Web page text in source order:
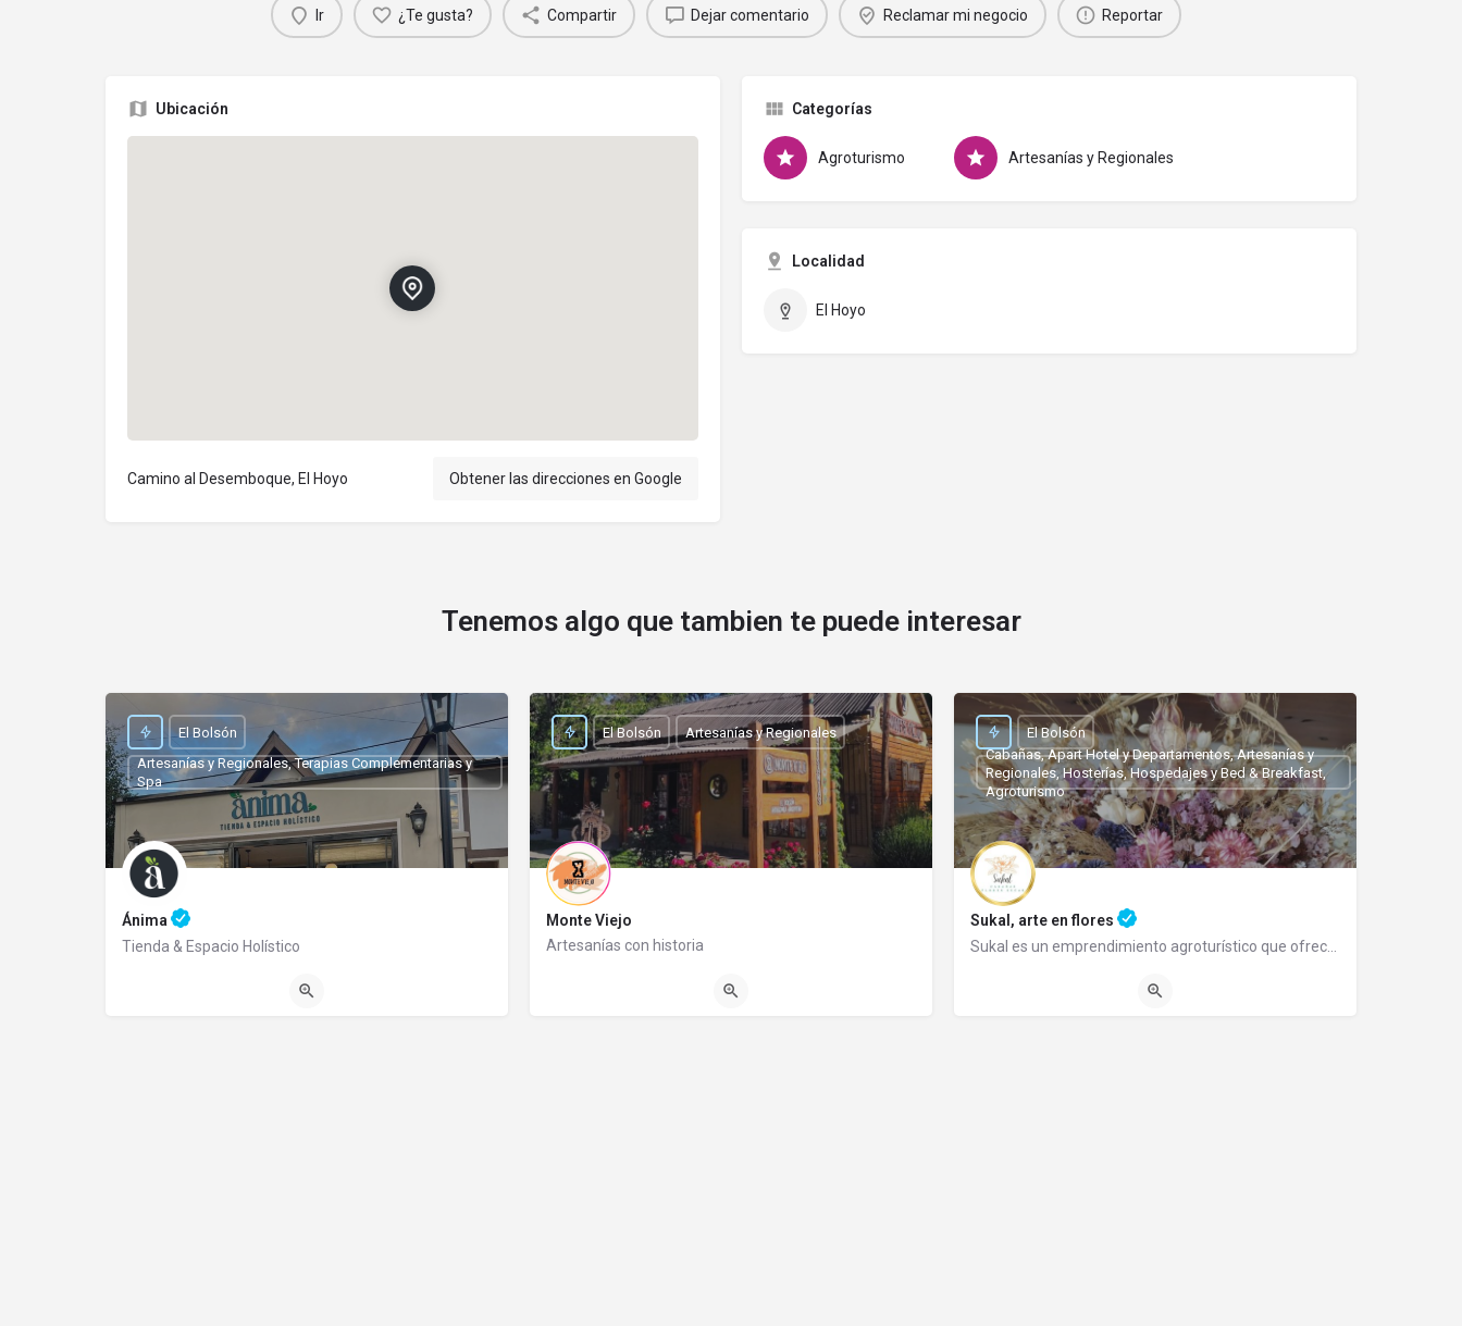
Ir ¿Te gusta? Compartir Dejar comentario Reclamar mi negocio Reportar
Ubicación
Camino al Desemboque, El Hoyo Obtener las direcciones en Google
Categorías
Agroturismo Artesanías y Regionales
Localidad
El Hoyo
Tenemos algo que tambien te puede interesar
Ánima
Tienda & Espacio Holístico
El Bolsón
Artesanías y Regionales, Terapias Complementarias y
Spa
Monte Viejo
Artesanías con historia
El Bolsón Artesanías y Regionales
Sukal, arte en flores
Sukal es un emprendimiento agroturístico que ofrece un lugar de relax donde Ud. puede adquirir sus flores y…
El Bolsón
Cabañas, Apart Hotel y Departamentos, Artesanías y
Regionales, Hosterías, Hospedajes y Bed & Breakfast,
Agroturismo